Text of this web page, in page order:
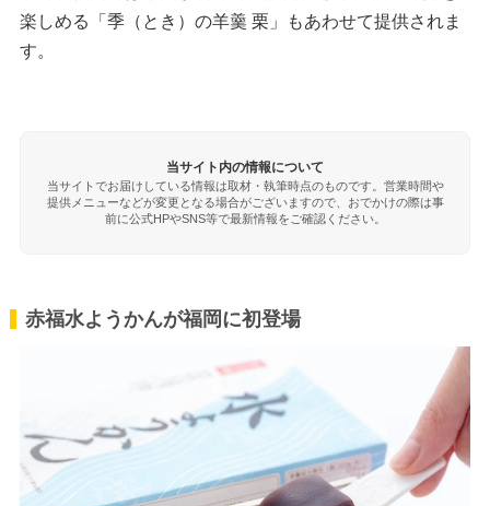
楽しめる「季（とき）の羊羹 栗」もあわせて提供されま
す。
当サイト内の情報について
当サイトでお届けしている情報は取材・執筆時点のものです。営業時間や
提供メニューなどが変更となる場合がございますので、おでかけの際は事
前に公式HPやSNS等で最新情報をご確認ください。
赤福水ようかんが福岡に初登場